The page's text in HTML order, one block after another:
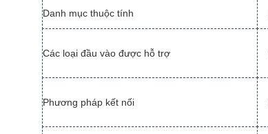
Danh mục thuộc tính
Các loại đầu vào được hỗ trợ
Phương pháp kết nối